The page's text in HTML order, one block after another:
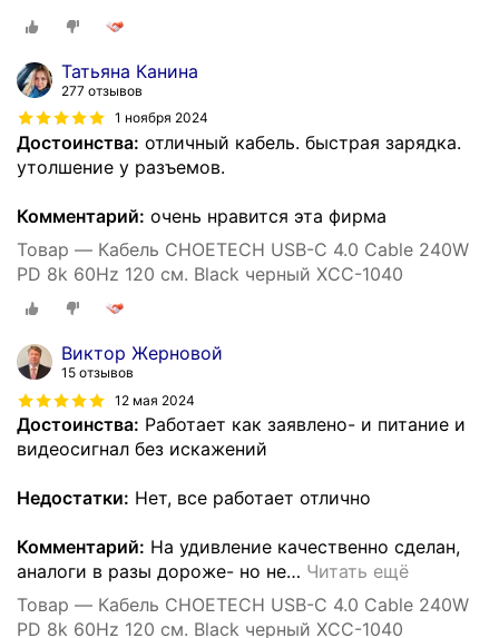
Татьяна Канина
277 отзывов
1 ноября 2024
Достоинства: отличный кабель. быстрая зарядка.
утолшение у разъемов.
Комментарий: очень нравится эта фирма
Товар — Кабель CHOETECH USB-C 4.0 Cable 240W
PD 8k 60Hz 120 см. Black черный XCC-1040
Виктор Жерновой
15 отзывов
12 мая 2024
Достоинства: Работает как заявлено- и питание и
видеосигнал без искажений
Недостатки: Нет, все работает отлично
Комментарий: На удивление качественно сделан,
аналоги в разы дороже- но не… Читать ещё
Товар — Кабель CHOETECH USB-C 4.0 Cable 240W
PD 8k 60Hz 120 см. Black черный XCC-1040